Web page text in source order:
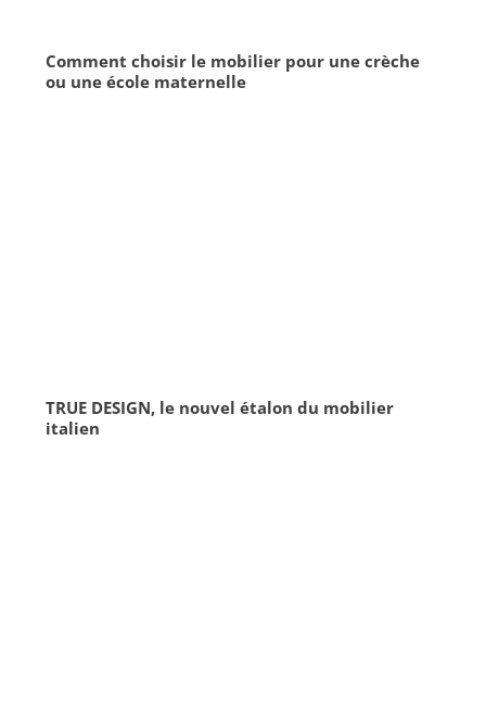
Comment choisir le mobilier pour une crèche
ou une école maternelle
TRUE DESIGN, le nouvel étalon du mobilier
italien